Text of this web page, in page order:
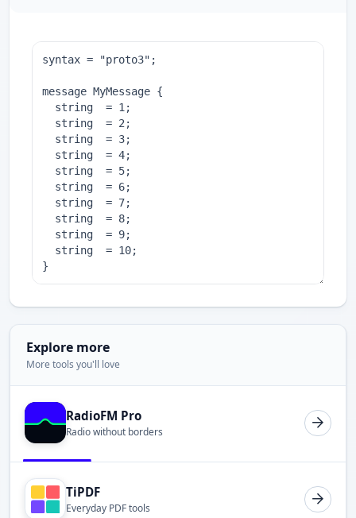
Explore more
More tools you'll love
RadioFM Pro
Radio without borders
TiPDF
Everyday PDF tools